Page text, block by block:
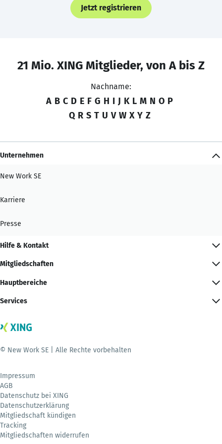
Jetzt registrieren
21 Mio. XING Mitglieder, von A bis Z
Nachname:
A B C D E F G H I J K L M N O P
Q R S T U V W X Y Z
Unternehmen
New Work SE
Karriere
Presse
Hilfe & Kontakt
Mitgliedschaften
Hauptbereiche
Services
© New Work SE | Alle Rechte vorbehalten
Impressum
AGB
Datenschutz bei XING
Datenschutzerklärung
Mitgliedschaft kündigen
Tracking
Mitgliedschaften widerrufen